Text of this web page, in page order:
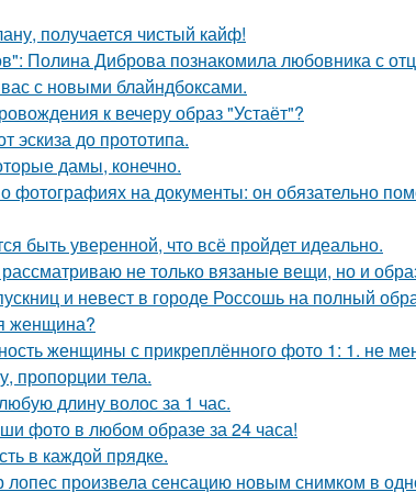
получается чистый кайф!
Полина Диброва познакомила любовника с
с новыми блайндбоксами.
к вечеру образ "Устаёт"?
эскиза до прототипа.
дамы, конечно.
фотографиях на документы: он обязательно
быть уверенной, что всё пройдет идеально.
не только вязаные вещи, но и
и невест в городе Россошь на полный
женщина?
женщины с прикреплённого фото 1: 1. не
пропорции тела.
длину волос за 1 час.
фото в любом образе за 24 часа!
в каждой прядке.
произвела сенсацию новым снимком в